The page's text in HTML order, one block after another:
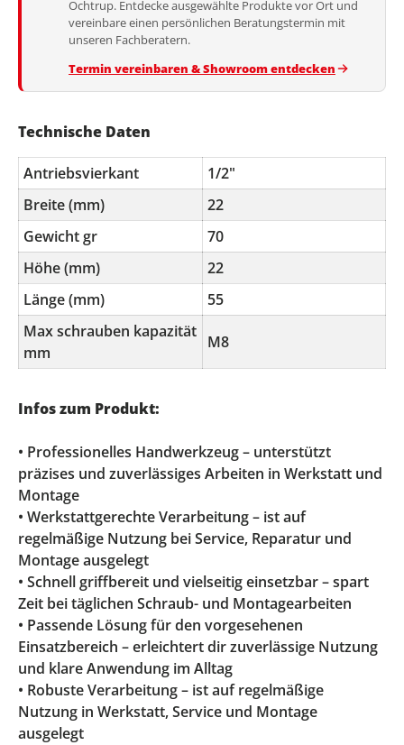
Ochtrup. Entdecke ausgewählte Produkte vor Ort und
vereinbare einen persönlichen Beratungstermin mit
unseren Fachberatern.
Termin vereinbaren & Showroom entdecken
Technische Daten
Antriebsvierkant
1/2"
Breite (mm)
22
Gewicht gr
70
Höhe (mm)
22
Länge (mm)
55
Max schrauben kapazität
mm
M8
Infos zum Produkt:
• Professionelles Handwerkzeug – unterstützt
präzises und zuverlässiges Arbeiten in Werkstatt und
Montage
• Werkstattgerechte Verarbeitung – ist auf
regelmäßige Nutzung bei Service, Reparatur und
Montage ausgelegt
• Schnell griffbereit und vielseitig einsetzbar – spart
Zeit bei täglichen Schraub- und Montagearbeiten
• Passende Lösung für den vorgesehenen
Einsatzbereich – erleichtert dir zuverlässige Nutzung
und klare Anwendung im Alltag
• Robuste Verarbeitung – ist auf regelmäßige
Nutzung in Werkstatt, Service und Montage
ausgelegt